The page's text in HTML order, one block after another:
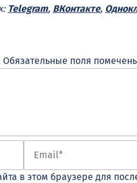
Telegram, ВКонтакте,
Обязательные поля
в этом браузере для